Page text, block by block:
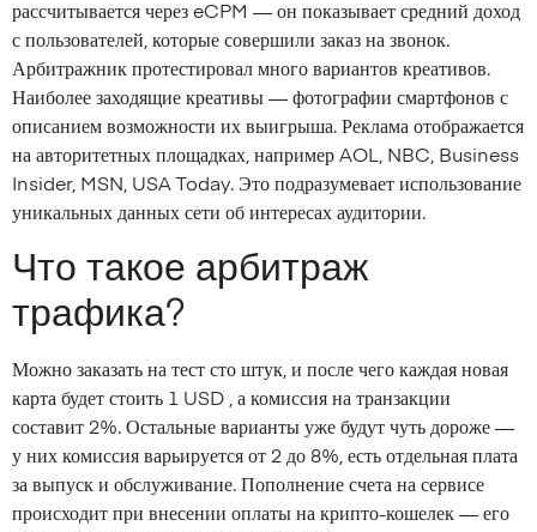
рассчитывается через eCPM — он показывает средний доход
с пользователей, которые совершили заказ на звонок.
Арбитражник протестировал много вариантов креативов.
Наиболее заходящие креативы — фотографии смартфонов с
описанием возможности их выигрыша. Реклама отображается
на авторитетных площадках, например AOL, NBC, Business
Insider, MSN, USA Today. Это подразумевает использование
уникальных данных сети об интересах аудитории.
Что такое арбитраж
трафика?
Можно заказать на тест сто штук, и после чего каждая новая
карта будет стоить 1 USD , а комиссия на транзакции
составит 2%. Остальные варианты уже будут чуть дороже —
у них комиссия варьируется от 2 до 8%, есть отдельная плата
за выпуск и обслуживание. Пополнение счета на сервисе
происходит при внесении оплаты на крипто-кошелек — его